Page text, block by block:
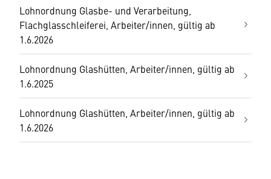
Lohnordnung Glasbe- und Verarbeitung,
Flachglasschleiferei, Arbeiter/innen, gültig ab
1.6.2026
Lohnordnung Glashütten, Arbeiter/innen, gültig ab
1.6.2025
Lohnordnung Glashütten, Arbeiter/innen, gültig ab
1.6.2026